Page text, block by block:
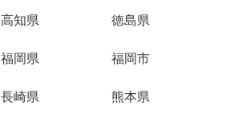
高知県 徳島県
福岡県 福岡市
長崎県 熊本県